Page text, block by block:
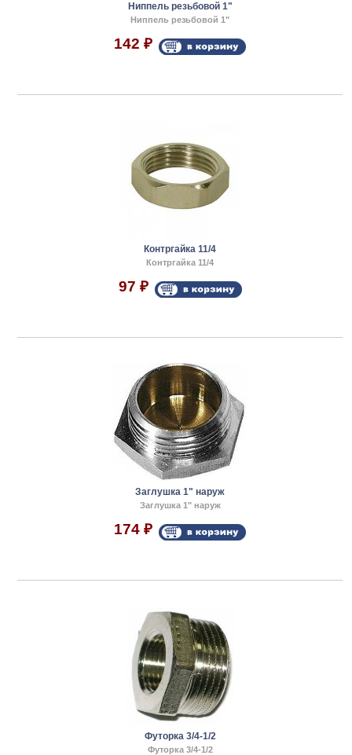
Ниппель резьбовой 1"
Ниппель резьбовой 1"
142 ₽
Контргайка 11/4
Контргайка 11/4
97 ₽
Заглушка 1" наруж
Заглушка 1" наруж
174 ₽
Футорка 3/4-1/2
Футорка 3/4-1/2